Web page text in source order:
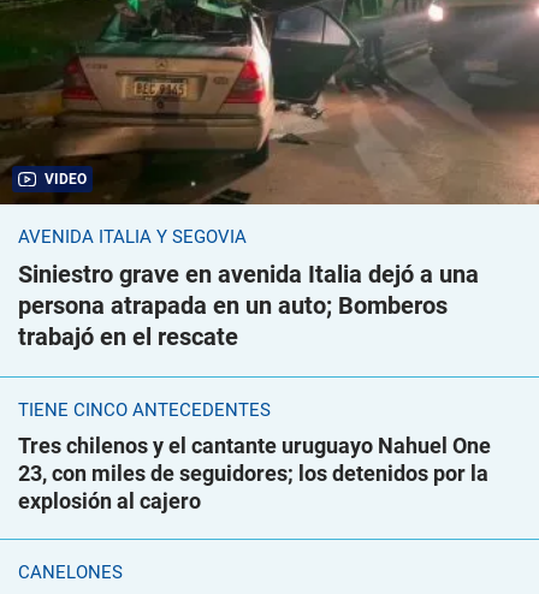
VIDEO
AVENIDA ITALIA Y SEGOVIA
Siniestro grave en avenida Italia dejó a una
persona atrapada en un auto; Bomberos
trabajó en el rescate
TIENE CINCO ANTECEDENTES
Tres chilenos y el cantante uruguayo Nahuel One
23, con miles de seguidores; los detenidos por la
explosión al cajero
CANELONES